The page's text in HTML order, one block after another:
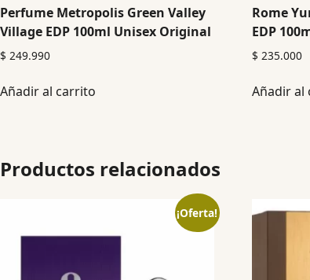
Perfume Metropolis Green Valley
Village EDP 100ml Unisex Original
$ 249.990
Añadir al carrito
Rome
EDP
$ 235.000
Añadir al
Productos relacionados
¡Oferta!